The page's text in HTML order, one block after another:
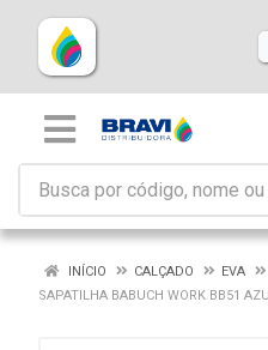
INÍCIO CALÇADO
EVA
SAPATILHA BABUCH WORK BB51